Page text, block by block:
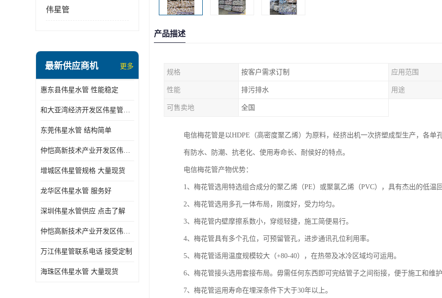
伟星管
最新供应商机 更多
惠东县伟星水管 性能稳定
和大亚湾经济开发区伟星管批发
东莞伟星水管 结构简单
仲恺高新技术产业开发区伟星管型号 技术成熟
增城区伟星管规格 大量现货
龙华区伟星水管 服务好
深圳伟星水管供应 点击了解
仲恺高新技术产业开发区伟星水管 大量现货
万江伟星管联系电话 接受定制
海珠区伟星水管 大量现货
产品描述
规格 按客户需求订制 应用范围
性能 排污排水 用途
可售卖地 全国
电信梅花管是以HDPE（高密度聚乙烯）为原料，经挤出机一次挤塑成型生产，各单
有防水、防潮、抗老化、使用寿命长、耐侯好的特点。
电信梅花管产物优势：
1、梅花管选用特选组合成分的聚乙烯（PE）或聚氯乙烯（PVC），具有杰出的低温
2、梅花管选用多孔一体布局，刚度好，受力均匀。
3、梅花管内壁摩擦系数小，穿缆轻捷，施工简便易行。
4、梅花管具有多个孔位，可预留管孔，进步通讯孔位利用率。
5、梅花管适用温度规模较大（+80-40），在热带及冰冷区域均可运用。
6、梅花管接头选用套接布局。毋需任何东西即可完结管子之间衔接，便于施工和维
7、梅花管运用寿命在埋深条件下大于30年以上。